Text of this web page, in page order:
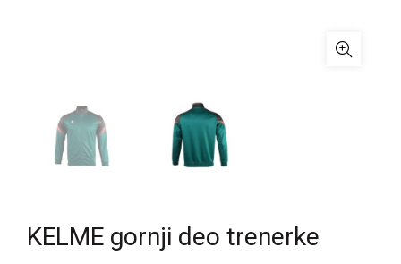
KELME gornji deo trenerke